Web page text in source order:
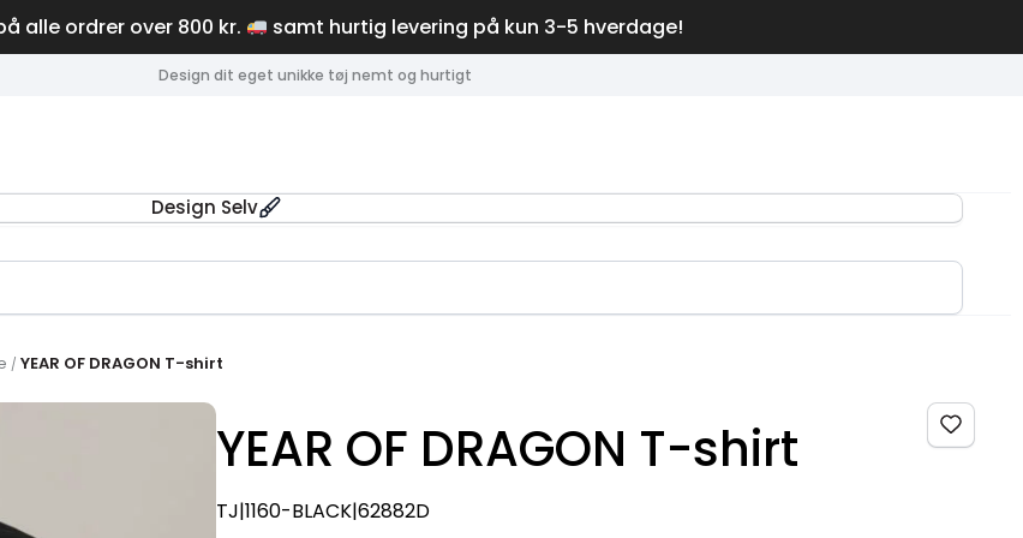
alle ordrer over 800 kr. samt hurtig levering på kun 3-5 hverdage!
Design dit eget unikke tøj nemt og hurtigt
Design Selv
/ YEAR OF DRAGON T-shirt
YEAR OF DRAGON T-shirt
TJ|1160-BLACK|62882D